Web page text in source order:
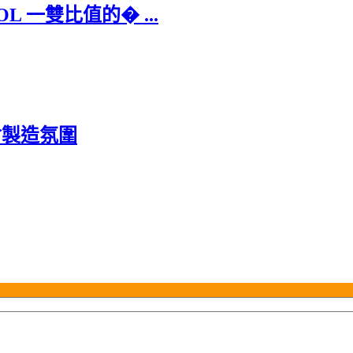
一雙比值的� ...
造氛圍